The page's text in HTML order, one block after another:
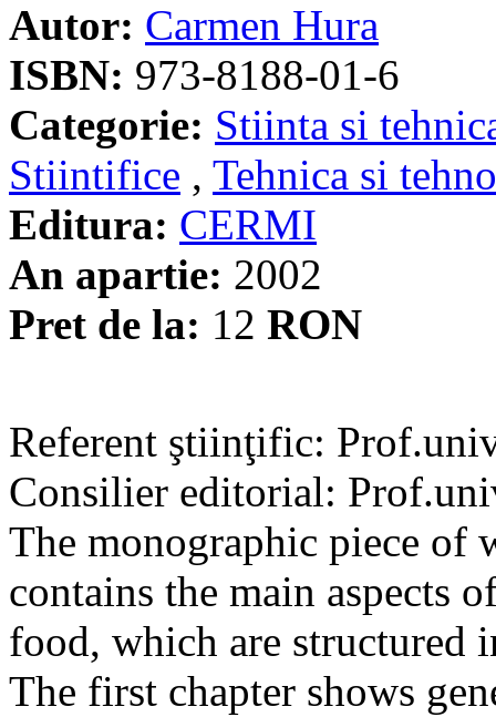
Autor: Carmen Hura
ISBN: 973-8188-01-6
Categorie: Stiinta si
Stiintifice , Tehnica si
Editura: CERMI
An apartie: 2002
Pret de la: 12 RON
Referent ştiinţific:
Consilier editorial:
The monographic piece of
contains the main aspects
food, which are structured
The first chapter shows